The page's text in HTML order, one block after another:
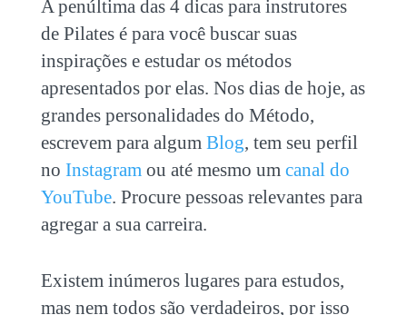
A penúltima das 4 dicas para instrutores
de Pilates é para você buscar suas
inspirações e estudar os métodos
apresentados por elas. Nos dias de hoje, as
grandes personalidades do Método,
escrevem para algum Blog, tem seu perfil
no Instagramou até mesmo um canal do
YouTube. Procure pessoas relevantes para
agregar a sua carreira.
Existem inúmeros lugares para estudos,
mas nem todos são verdadeiros, por isso